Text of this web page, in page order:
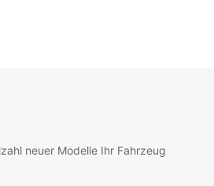
neuer Modelle Ihr Fahrzeug